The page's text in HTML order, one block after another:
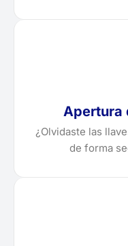
Apertura
¿Olvidaste las
de forma